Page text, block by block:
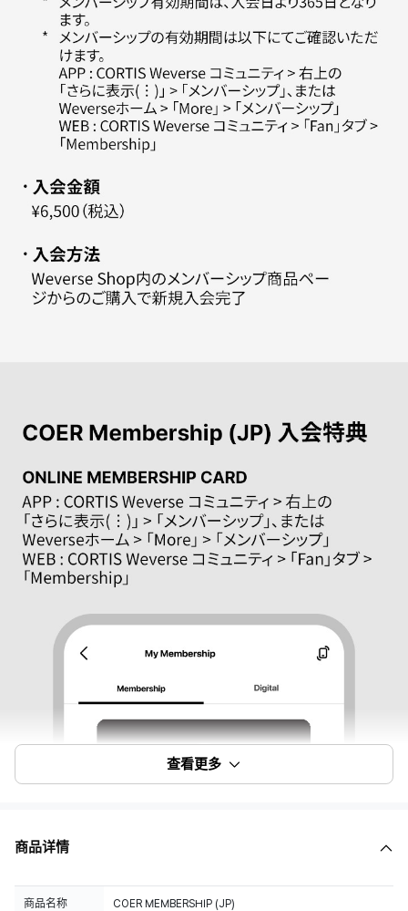
查看更多
商品详情
商品名称 COER MEMBERSHIP (JP)